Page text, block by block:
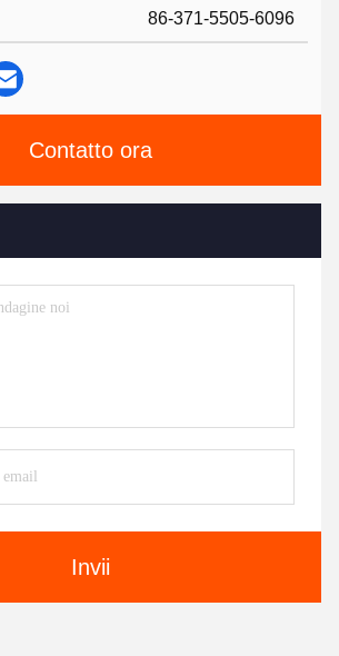
86-371-5505-6096
Contatto ora
Invii